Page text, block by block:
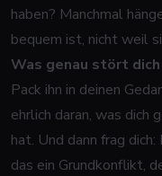
haben? Manchmal
bequem ist, nicht weil
Was genau stört
Pack ihn in deinen
ehrlich daran, was
hat. Und dann frag
das ein Grundkonflikt,